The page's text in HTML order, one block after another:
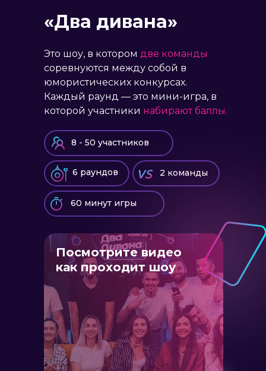
8 - 50 участников
6 раундов 2 команды
60 минут игры
«Два дивана»
Это шоу, в котором две команды
соревнуются между собой в
юмористических конкурсах.
Каждый раунд — это мини-игра, в
которой участники набирают баллы.
Посмотрите видео
как проходит шоу